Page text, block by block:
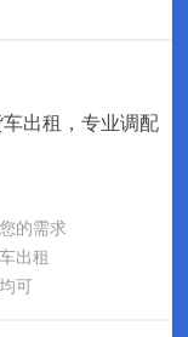
出租，专业调配
的需求
出租
可